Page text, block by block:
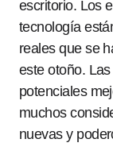
escritorio. Los
tecnología
reales que se
este otoño.
potenciales
muchos
nuevas y